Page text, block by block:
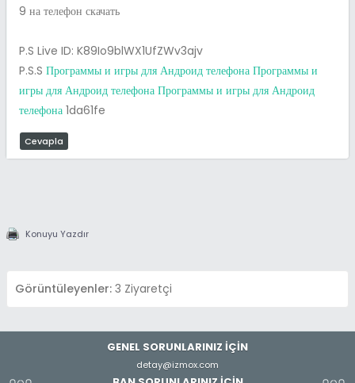
9 на телефон скачать
P.S Live ID: K89Io9blWX1UfZWv3ajv
P.S.S Программы и игры для Андроид телефона Программы и
игры для Андроид телефона Программы и игры для Андроид
телефона 1da61fe
Cevapla
Konuyu Yazdır
Görüntüleyenler: 3 Ziyaretçi
GENEL SORUNLARINIZ İÇİN
detay@izmox.com